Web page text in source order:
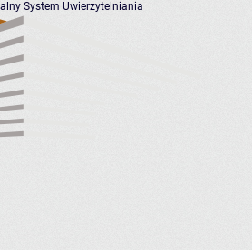
System Uwierzytelniania